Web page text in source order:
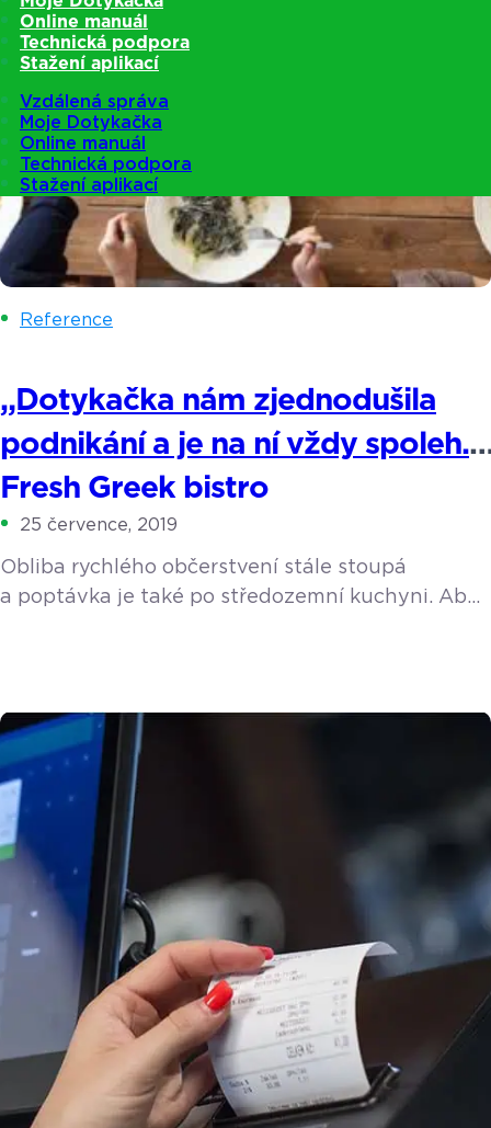
Online manuál
Technická podpora
Stažení aplikací
Vzdálená správa
Moje Dotykačka
Online manuál
Technická podpora
Stažení aplikací
Reference
„Dotykačka nám zjednodušila
podnikání a je na ní vždy spoleh.“
Fresh Greek bistro
25 července, 2019
Obliba rychlého občerstvení stále stoupá
a poptávka je také po středozemní kuchyni. Aby
létat až do Řecka. Stačí se zastavit
v příjemném Fresh Greek bistru na Praze 6.
Jedná se o jednu ze čtyř poboček, která se jako
jediná specializuje právě […]